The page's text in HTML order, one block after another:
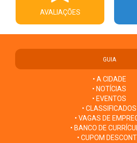
AVALIAÇÕES
GUIA
• A CIDADE
• NOTÍCIAS
• EVENTOS
• CLASSIFICADOS
• VAGAS DE
• BANCO DE
• CUPOM